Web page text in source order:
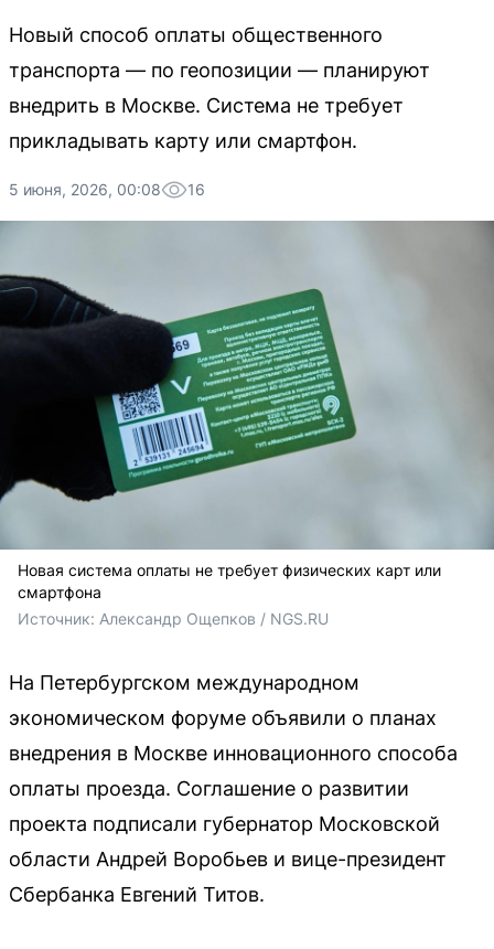
Новый способ оплаты общественного
транспорта — по геопозиции — планируют
внедрить в Москве. Система не требует
прикладывать карту или смартфон.
5 июня, 2026, 00:08 16
Новая система оплаты не требует физических карт или
смартфона
Источник: Александр Ощепков / NGS.RU
На Петербургском международном
экономическом форуме объявили о планах
внедрения в Москве инновационного способа
оплаты проезда. Соглашение о развитии
проекта подписали губернатор Московской
области Андрей Воробьев и вице-президент
Сбербанка Евгений Титов.